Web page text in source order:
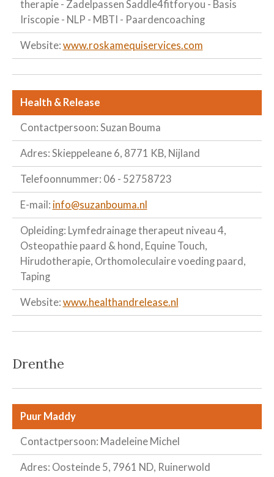
therapie - Zadelpassen Saddle4fitforyou - Basis
Iriscopie - NLP - MBTI - Paardencoaching
Website: www.roskamequiservices.com
Health & Release
Contactpersoon: Suzan Bouma
Adres: Skieppeleane 6, 8771 KB, Nijland
Telefoonnummer: 06 - 52758723
E-mail: info@suzanbouma.nl
Opleiding: Lymfedrainage therapeut niveau 4,
Osteopathie paard & hond, Equine Touch,
Hirudotherapie, Orthomoleculaire voeding paard,
Taping
Website: www.healthandrelease.nl
Drenthe
Puur Maddy
Contactpersoon: Madeleine Michel
Adres: Oosteinde 5, 7961 ND, Ruinerwold